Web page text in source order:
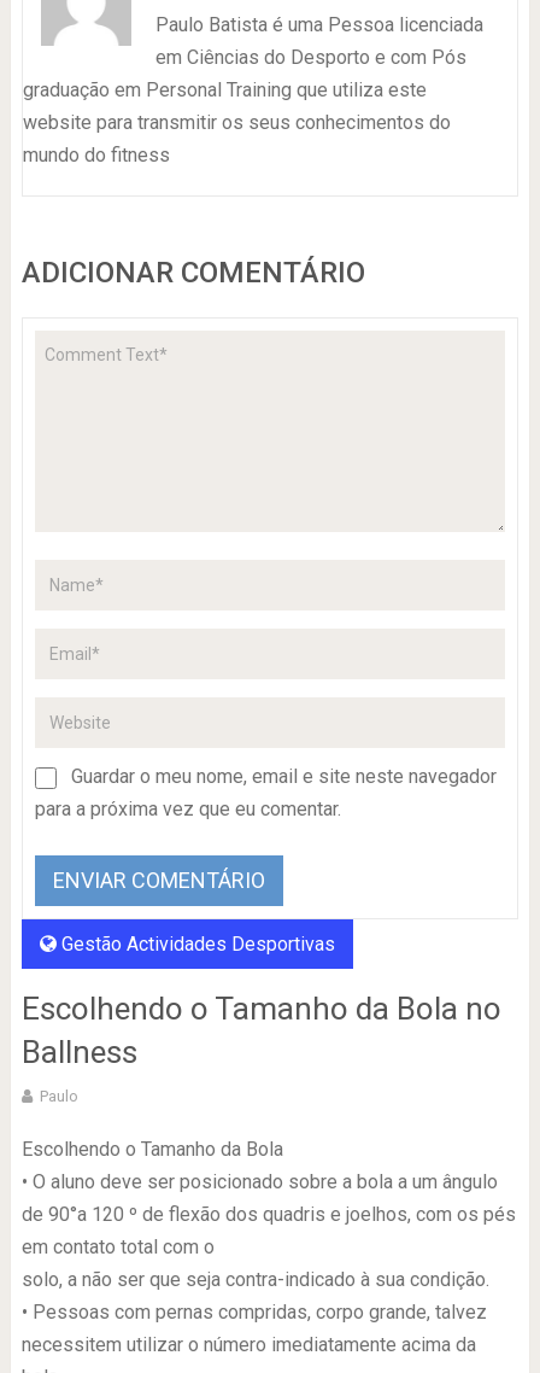
Paulo Batista é uma Pessoa licenciada
em Ciências do Desporto e com Pós
graduação em Personal Training que utiliza este
website para transmitir os seus conhecimentos do
mundo do fitness
ADICIONAR COMENTÁRIO
Guardar o meu nome, email e site neste navegador
para a próxima vez que eu comentar.
Gestão Actividades Desportivas
Escolhendo o Tamanho da Bola no
Ballness
Paulo
Escolhendo o Tamanho da Bola
• O aluno deve ser posicionado sobre a bola a um ângulo
de 90°a 120 º de flexão dos quadris e joelhos, com os pés
em contato total com o
solo, a não ser que seja contra-indicado à sua condição.
• Pessoas com pernas compridas, corpo grande, talvez
necessitem utilizar o número imediatamente acima da